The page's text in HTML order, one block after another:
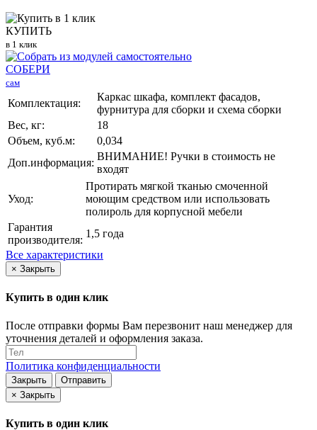
КУПИТЬ
в 1 клик
СОБЕРИ
сам
Комплектация:
Каркас шкафа, комплект фасадов,
фурнитура для сборки и схема сборки
Вес, кг:
18
Объем, куб.м:
0,034
Доп.информация:
ВНИМАНИЕ! Ручки в стоимость не
входят
Уход:
Протирать мягкой тканью смоченной
моющим средством или использовать
полироль для корпусной мебели
Гарантия
производителя:
1,5 года
Все характеристики
× Закрыть
Купить в один клик
После отправки формы Вам перезвонит наш менеджер для
уточнения деталей и оформления заказа.
Политика конфиденциальности
Закрыть
Отправить
× Закрыть
Купить в один клик